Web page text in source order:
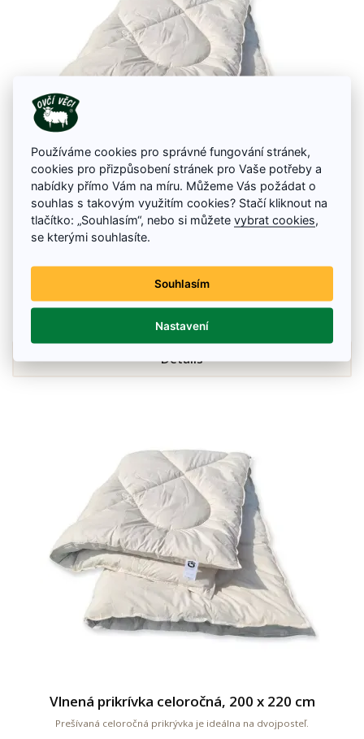
Vlnená prikrývka, zimná 135 x 200 cm
139.07 € 151.52 €
Skladom
Details
Vlnená prikrívka celoročná, 200 x 220 cm
Prešívaná celoročná prikrývka je ideálna na dvojposteľ.
Používáme cookies pro správné fungování stránek,
cookies pro přizpůsobení stránek pro Vaše potřeby a
nabídky přímo Vám na míru. Můžeme Vás požádat o
souhlas s takovým využitím cookies? Stačí kliknout na
tlačítko: „Souhlasím“, nebo si můžetevybrat cookies
se kterými souhlasíte.
Souhlasím
Nastavení